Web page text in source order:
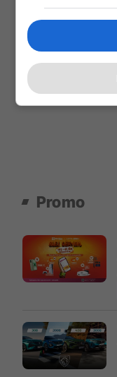
Promo